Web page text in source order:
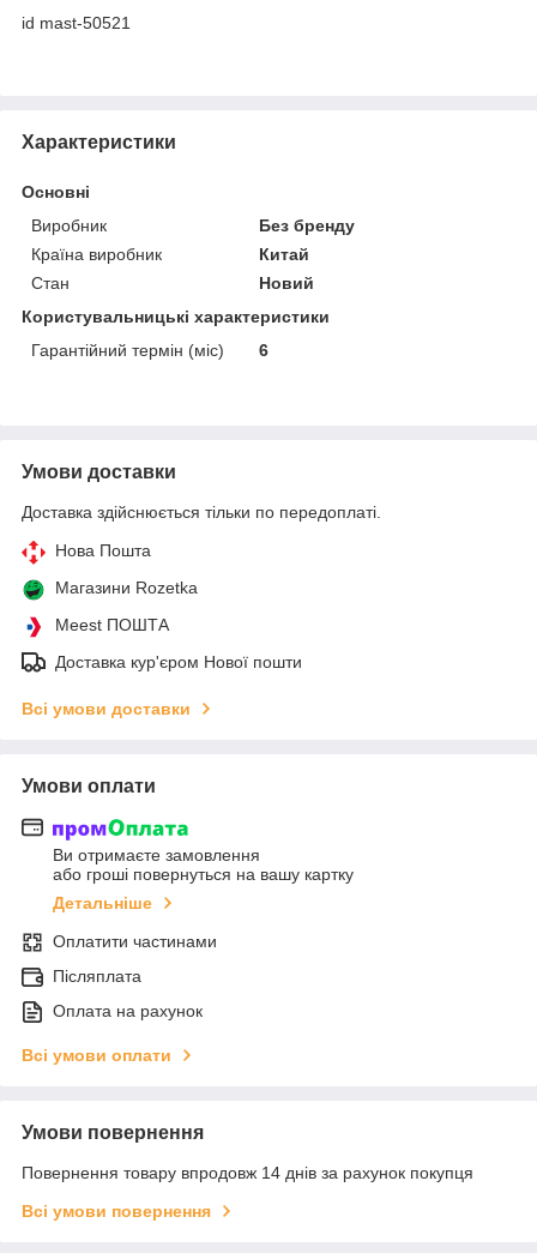
id mast-50521
Характеристики
Основні
Виробник
Без бренду
Країна виробник
Китай
Стан
Новий
Користувальницькі характеристики
Гарантійний термін (міс)
6
Умови доставки
Доставка здійснюється тільки по передоплаті.
Нова Пошта
Магазини Rozetka
Meest ПОШТА
Доставка кур'єром Нової пошти
Всі умови доставки
Умови оплати
Ви отримаєте замовлення
або гроші повернуться на вашу картку
Детальніше
Оплатити частинами
Післяплата
Оплата на рахунок
Всі умови оплати
Умови повернення
Повернення товару впродовж 14 днів за рахунок покупця
Всі умови повернення